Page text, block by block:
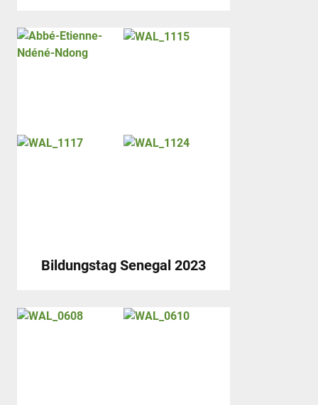
Bildungstag Senegal 2023